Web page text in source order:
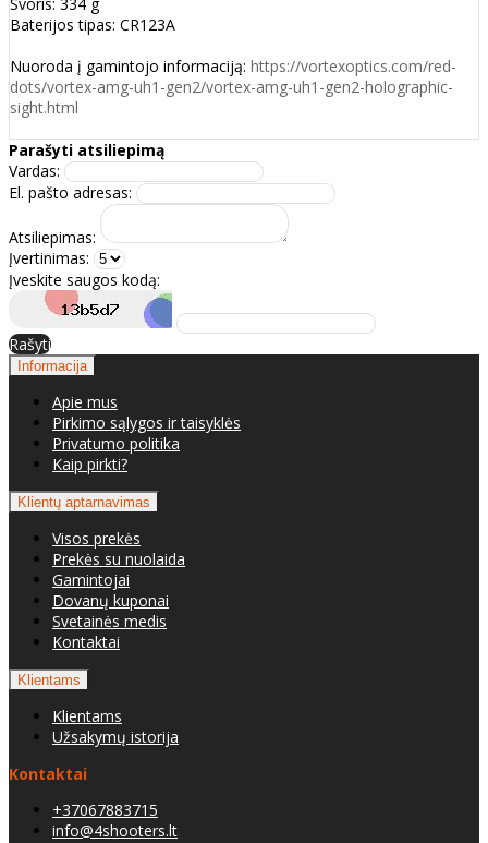
Baterijos tipas: CR123A
Nuoroda į gamintojo informaciją: https://vortexoptics.com/red-
dots/vortex-amg-uh1-gen2/vortex-amg-uh1-gen2-holographic-
sight.html
Parašyti atsiliepimą
Vardas:
El. pašto adresas:
Atsiliepimas:
Įvertinimas:
Įveskite saugos kodą:
Rašyti
Informacija
Apie mus
Pirkimo sąlygos ir taisyklės
Privatumo politika
Kaip pirkti?
Klientų aptarnavimas
Visos prekės
Prekės su nuolaida
Gamintojai
Dovanų kuponai
Svetainės medis
Kontaktai
Klientams
Klientams
Užsakymų istorija
Kontaktai
+37067883715
info@4shooters.lt